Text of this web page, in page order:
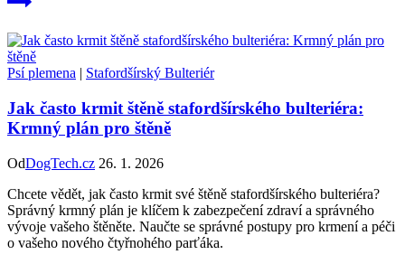
Psí plemena | Stafordšírský Bulteriér
Jak často krmit štěně stafordšírského bulteriéra:
Krmný plán pro štěně
OdDogTech.cz 26. 1. 2026
Chcete vědět, jak často krmit své štěně stafordšírského bulteriéra?
Správný krmný plán je klíčem k zabezpečení zdraví a správného
vývoje vašeho štěněte. Naučte se správné postupy pro krmení a péči
o vašeho nového čtyřnohého parťáka.